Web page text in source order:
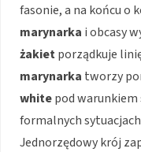
fasonie, a na końcu o
marynarka i obcasy
żakietporządkuje
marynarka tworzy
whitepod
formalnych
Jednorzędowy krój